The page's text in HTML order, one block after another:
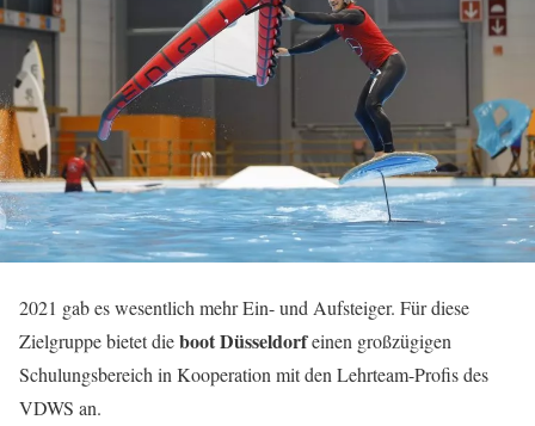
2021 gab es wesentlich mehr Ein- und Aufsteiger. Für diese
Zielgruppe bietet dieboot Düsseldorfeinen großzügigen
Schulungsbereich in Kooperation mit den Lehrteam-Profis des
VDWS an.